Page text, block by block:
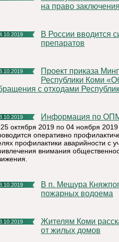
на право
В России вводится система маркировки лекарственных
препаратов
Проект приказа Минприроды Республики Коми и МинЖКХ
Республики Коми
с отходами
Информация по
октября 2019 по 04 ноября 2019
оперативно
профилактики аварийности с
внимания
В п. Мещура Княжпогостского района отремонтировали два
пожарных водоема
Жителям Коми рассказали, как отвадить медведей и волков
от жилых домов